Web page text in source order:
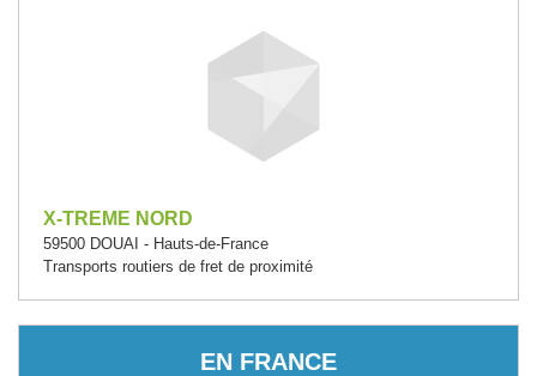
X-TREME NORD
59500 DOUAI - Hauts-de-France
Transports routiers de fret de proximité
EN FRANCE